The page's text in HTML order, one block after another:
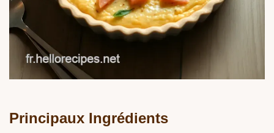
Principaux Ingrédients